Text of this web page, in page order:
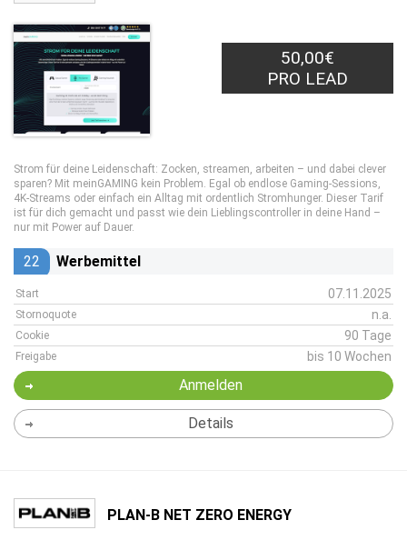
50,00€
PRO LEAD
Strom für deine Leidenschaft: Zocken, streamen, arbeiten – und dabei clever
sparen? Mit meinGAMING kein Problem. Egal ob endlose Gaming-Sessions,
4K-Streams oder einfach ein Alltag mit ordentlich Stromhunger. Dieser Tarif
ist für dich gemacht und passt wie dein Lieblingscontroller in deine Hand –
nur mit Power auf Dauer.
22 Werbemittel
Start 07.11.2025
Stornoquote n.a.
Cookie 90 Tage
Freigabe bis 10 Wochen
Anmelden
Details
PLAN-B NET ZERO ENERGY